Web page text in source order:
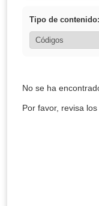
Tipo de contenido:
No se ha
Por favor, revisa